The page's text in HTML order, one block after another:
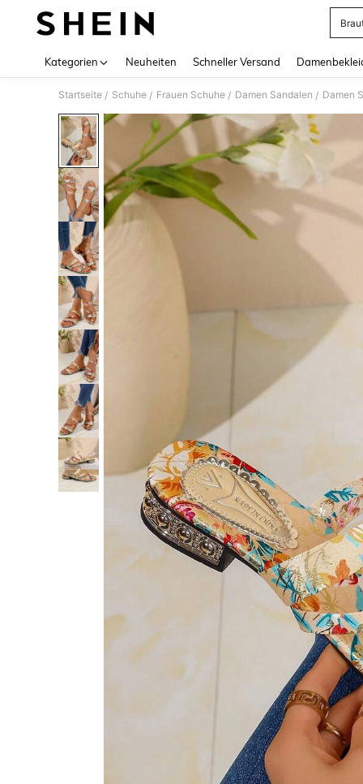
Kategorien Neuheiten Schneller Versand
Startseite / Schuhe / Frauen Schuhe / Damen Sandalen / Damen